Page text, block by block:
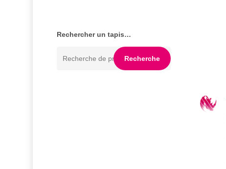
162,95€
Rechercher un tapis…
Recherche